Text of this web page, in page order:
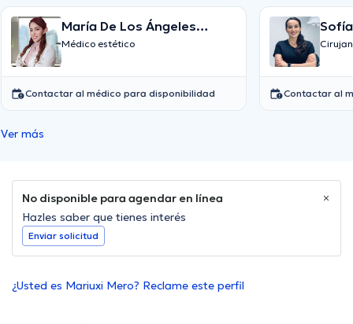
María De Los Ángeles
Caamones Villafuerte
Médico estético
Contactar al médico para disponibilidad Contactar al
Ver más
No disponible para agendar en línea
Hazles saber que tienes interés
Enviar solicitud
¿Usted es Mariuxi Mero? Reclame este perfil